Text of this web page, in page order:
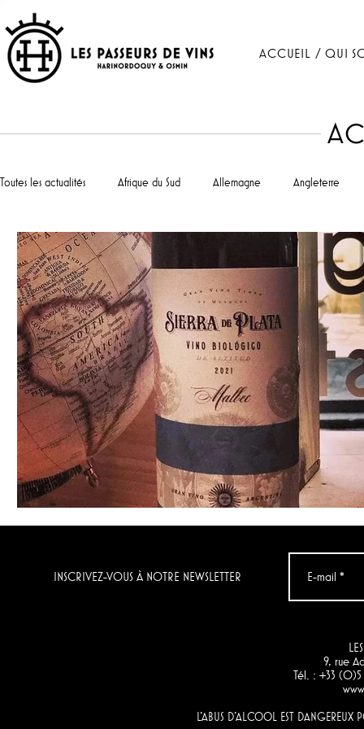
ACCUEIL / QUI
Toutes les actualités Afrique du Sud Allemagne Angleterre
Portugal
INSCRIVEZ-VOUS À NOTRE NEWSLETTER
9, rue
Tél. : +33
L'ABUS D'ALCOOL EST DANGEREUX